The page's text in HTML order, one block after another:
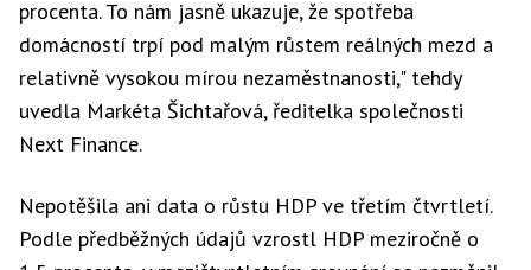
procenta. To nám jasně ukazuje, že spotřeba
domácností trpí pod malým růstem reálných mezd a
relativně vysokou mírou nezaměstnanosti," tehdy
uvedla Markéta Šichtařová, ředitelka společnosti
Next Finance.
Nepotěšila ani data o růstu HDP ve třetím čtvrtletí.
Podle předběžných údajů vzrostl HDP meziročně o